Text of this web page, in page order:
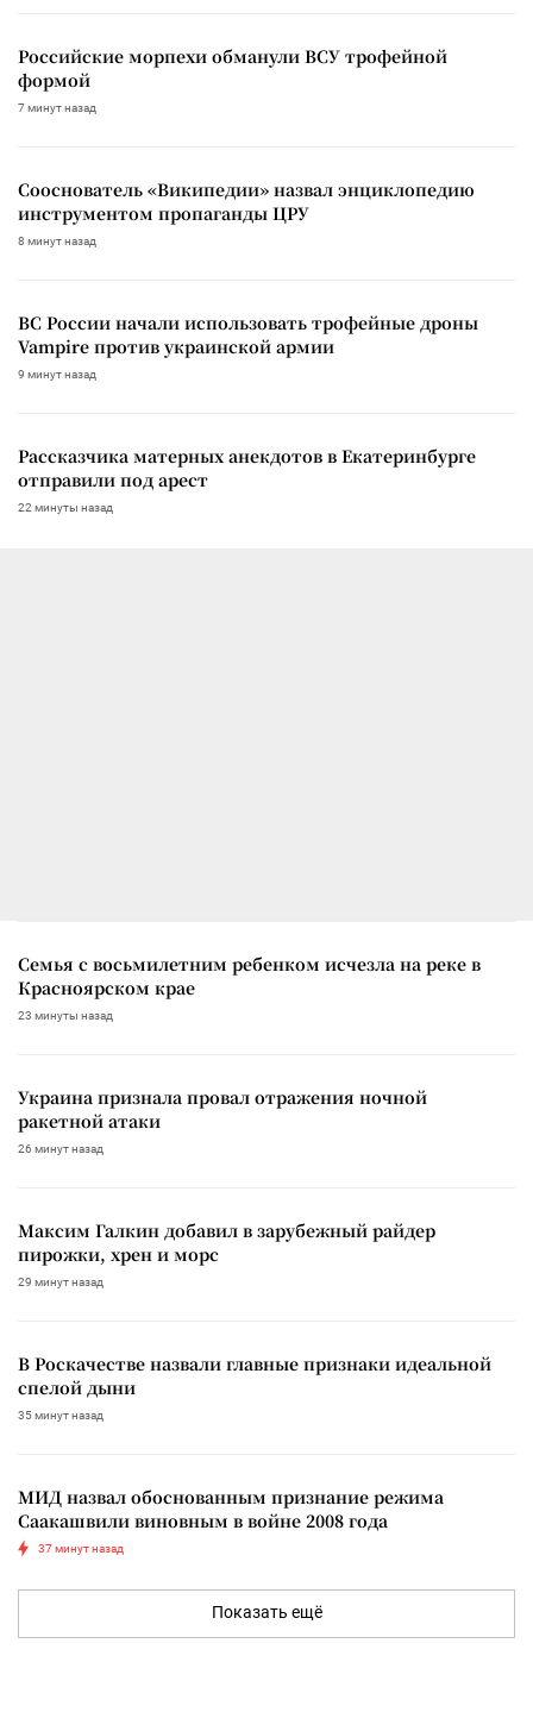
Российские морпехи обманули ВСУ трофейной
формой
7 минут назад
Сооснователь «Википедии» назвал энциклопедию
инструментом пропаганды ЦРУ
8 минут назад
ВС России начали использовать трофейные дроны
Vampire против украинской армии
9 минут назад
Рассказчика матерных анекдотов в Екатеринбурге
отправили под арест
22 минуты назад
Семья с восьмилетним ребенком исчезла на реке в
Красноярском крае
23 минуты назад
Украина признала провал отражения ночной
ракетной атаки
26 минут назад
Максим Галкин добавил в зарубежный райдер
пирожки, хрен и морс
29 минут назад
В Роскачестве назвали главные признаки идеальной
спелой дыни
35 минут назад
МИД назвал обоснованным признание режима
Саакашвили виновным в войне 2008 года
37 минут назад
Показать ещё